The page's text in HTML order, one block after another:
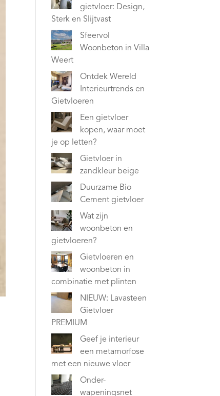
gietvloer: Design,
Sterk en Slijtvast
Sfeervol
Woonbeton in Villa
Weert
Ontdek Wereld
Interieurtrends en
Gietvloeren
Een gietvloer
kopen, waar moet
je op letten?
Gietvloer in
zandkleur beige
Duurzame Bio
Cement gietvloer
Wat zijn
woonbeton en
gietvloeren?
Gietvloeren en
woonbeton in
combinatie met plinten
NIEUW: Lavasteen
Gietvloer
PREMIUM
Geef je interieur
een metamorfose
met een nieuwe vloer
Onder-
wapeningsnet